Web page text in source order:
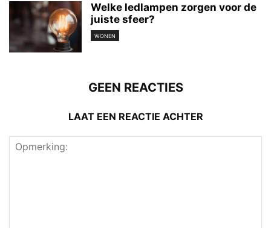
Welke ledlampen zorgen voor de
juiste sfeer?
WONEN
GEEN REACTIES
LAAT EEN REACTIE ACHTER